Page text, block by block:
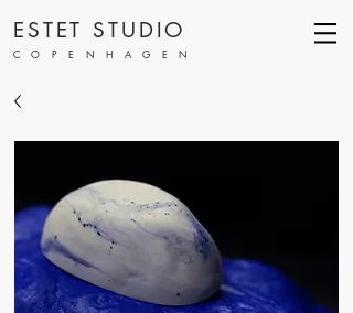
ESTET STUDIO
COPENHAGEN